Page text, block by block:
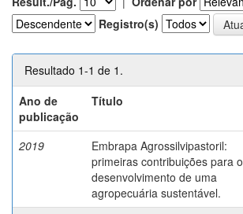
Registro(s)
Resultado 1-1 de 1.
Ano de
publicação
Título
2019
Embrapa Agrossilvipastoril:
primeiras contribuições para o
desenvolvimento de uma
agropecuária sustentável.